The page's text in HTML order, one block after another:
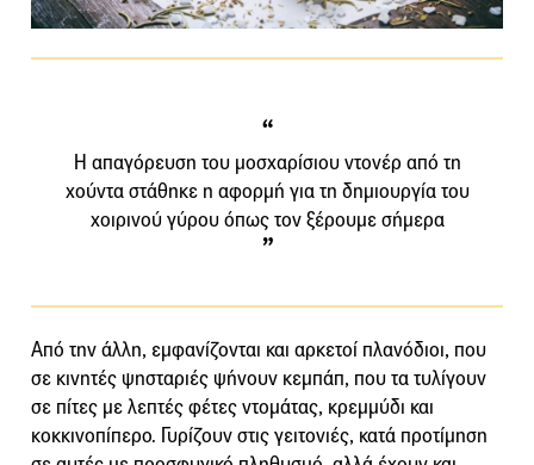
Η απαγόρευση του μοσχαρίσιου ντονέρ από τη
χούντα στάθηκε η αφορμή για τη δημιουργία του
χοιρινού γύρου όπως τον ξέρουμε σήμερα
Από την άλλη, εμφανίζονται και αρκετοί πλανόδιοι, που
σε κινητές ψησταριές ψήνουν κεμπάπ, που τα τυλίγουν
σε πίτες με λεπτές φέτες ντομάτας, κρεμμύδι και
κοκκινοπίπερο. Γυρίζουν στις γειτονιές, κατά προτίμηση